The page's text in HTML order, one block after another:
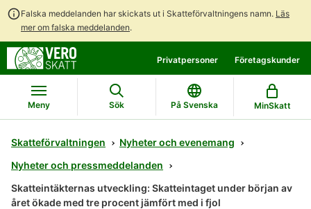
Falska meddelanden har skickats ut i Skatteförvaltningens namn. Läs
mer om falska meddelanden.
direkt
till
innehållet
till
hela
webbplatsens
sökning
Privatpersoner Företagskunder
Meny Sök På Svenska MinSkatt
Skatteförvaltningen
Nyheter och evenemang
Nyheter och pressmeddelanden
Skatteintäkternas utveckling: Skatteintaget under början av
året ökade med tre procent jämfört med i fjol